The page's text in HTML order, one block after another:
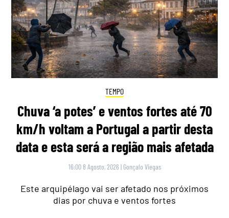
TEMPO
Chuva ‘a potes’ e ventos fortes até 70
km/h voltam a Portugal a partir desta
data e esta será a região mais afetada
16:00 8 Agosto, 2026 | Gonçalo Viegas
Este arquipélago vai ser afetado nos próximos
dias por chuva e ventos fortes